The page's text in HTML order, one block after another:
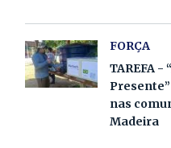
FORÇA
TAREFA -
nas
Madeira